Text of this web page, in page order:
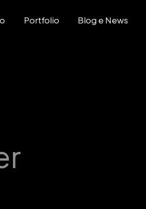
Portfolio Blog e News